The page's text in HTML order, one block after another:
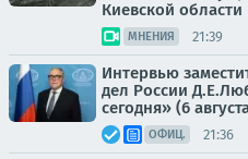
Киевской области
МНЕНИЯ 21:39
Интервью
дел России
сегодня» (6
ОФИЦ. 21:36